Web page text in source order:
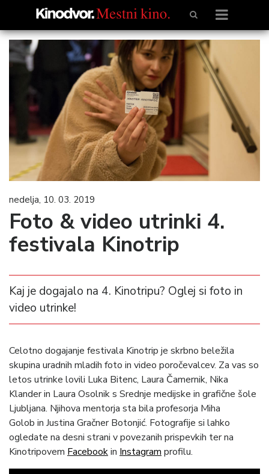
nedelja, 10. 03. 2019
Foto & video utrinki 4.
festivala Kinotrip
Kaj je dogajalo na 4. Kinotripu? Oglej si foto in
video utrinke!
Celotno dogajanje festivala Kinotrip je skrbno beležila
skupina uradnih mladih foto in video poročevalcev. Za vas so
letos utrinke lovili Luka Bitenc, Laura Čamernik, Nika
Klander in Laura Osolnik s Srednje medijske in grafične šole
Ljubljana. Njihova mentorja sta bila profesorja Miha
Golob in Justina Gračner Botonjić. Fotografije si lahko
ogledate na desni strani v povezanih prispevkih ter na
Kinotripovem Facebookin Instagram profilu.